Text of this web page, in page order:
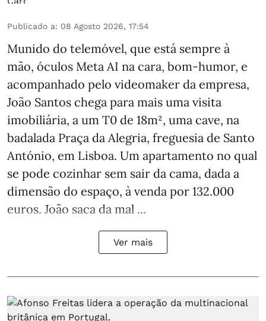
Publicado a: 08 Agosto 2026, 17:54
Munido do telemóvel, que está sempre à
mão, óculos Meta AI na cara, bom-humor, e
acompanhado pelo videomaker da empresa,
João Santos chega para mais uma visita
imobiliária, a um T0 de 18m², uma cave, na
badalada Praça da Alegria, freguesia de Santo
António, em Lisboa. Um apartamento no qual
se pode cozinhar sem sair da cama, dada a
dimensão do espaço, à venda por 132.000
euros. João saca da mal ...
Ver mais